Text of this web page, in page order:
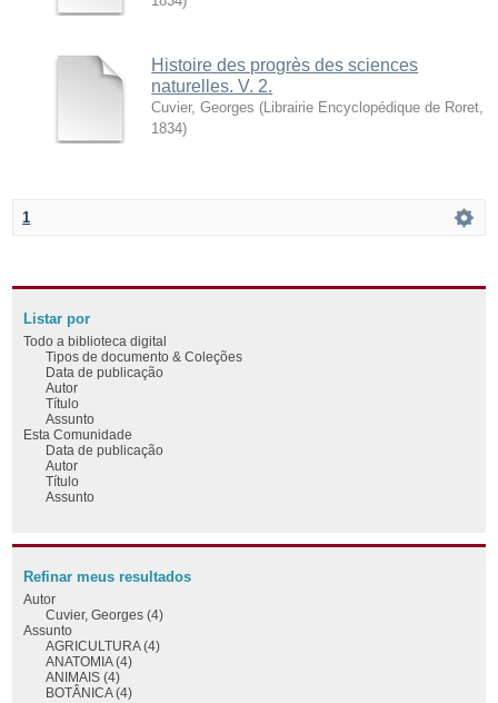
Histoire des progrès des sciences
naturelles. V. 2.
Cuvier, Georges ( Librairie Encyclopédique de Roret
1834)
1
Listar por
Todo a biblioteca digital
Tipos de documento & Coleções
Data de publicação
Autor
Título
Assunto
Esta Comunidade
Data de publicação
Autor
Título
Assunto
Refinar meus resultados
Autor
Cuvier, Georges (4)
Assunto
AGRICULTURA (4)
ANATOMIA (4)
ANIMAIS (4)
BOTÂNICA (4)